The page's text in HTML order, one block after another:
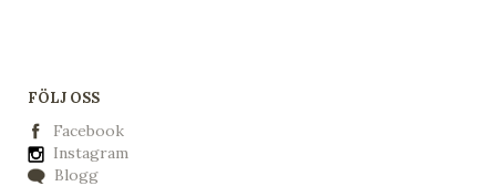
FÖLJ OSS
Facebook
Instagram
Blogg